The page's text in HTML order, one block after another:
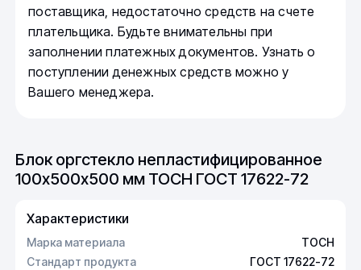
поставщика, недостаточно средств на счете
плательщика. Будьте внимательны при
заполнении платежных документов. Узнать о
поступлении денежных средств можно у
Вашего менеджера.
Блок оргстекло непластифицированное
100х500х500 мм ТОСН ГОСТ 17622-72
Характеристики
Марка материала
ТОСН
Стандарт продукта
ГОСТ 17622-72